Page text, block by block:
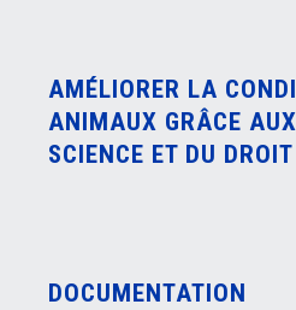
AMÉLIORER LA
ANIMAUX GRÂCE
SCIENCE ET DU DROIT
DOCUMENTATION